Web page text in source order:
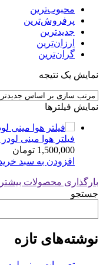
محبوب‌ترین
پرفروش‌ترین
جدیدترین
ارزان‌ترین
گران‌ترین
نمایش یک نتیجه
نمایش فیلترها
فیلتر هوا مینی لودر دراج 761
1,500,000 تومان
افزودن به سبد
بارگذاری محصولات بیشتر
جستجو
نوشته‌های تازه